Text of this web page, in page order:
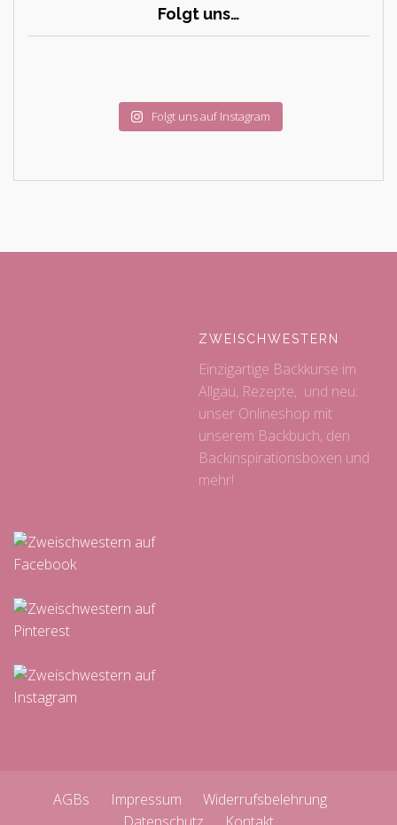
Folgt uns…
Folgt uns auf Instagram
ZWEISCHWESTERN
Einzigartige Backkurse im
Allgäu, Rezepte, und neu:
unser Onlineshop mit
unserem Backbuch, den
Backinspirationsboxen und
mehr!
AGBs Impressum
Widerrufsbelehrung